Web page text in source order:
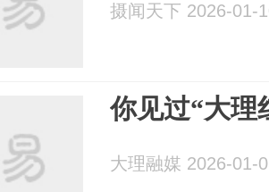
摄闻天下 2026-01-
你见过“大理
大理融媒 2026-01-